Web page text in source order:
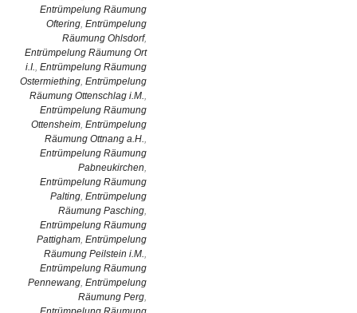
Entrümpelung Räumung
Oftering, Entrümpelung
Räumung Ohlsdorf,
Entrümpelung Räumung Ort
i.I., Entrümpelung Räumung
Ostermiething, Entrümpelung
Räumung Ottenschlag i.M.,
Entrümpelung Räumung
Ottensheim, Entrümpelung
Räumung Ottnang a.H.,
Entrümpelung Räumung
Pabneukirchen,
Entrümpelung Räumung
Palting, Entrümpelung
Räumung Pasching,
Entrümpelung Räumung
Pattigham, Entrümpelung
Räumung Peilstein i.M.,
Entrümpelung Räumung
Pennewang, Entrümpelung
Räumung Perg,